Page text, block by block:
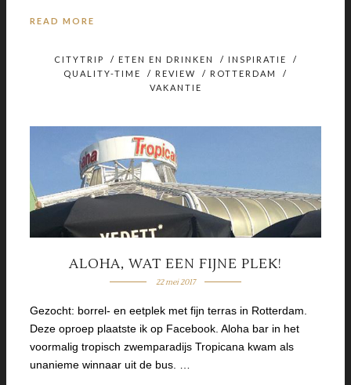
READ MORE
CITYTRIP / ETEN EN DRINKEN / INSPIRATIE
/
QUALITY-TIME
/ REVIEW / ROTTERDAM
/
VAKANTIE
ALOHA, WAT EEN FIJNE PLEK!
22 mei 2017
Gezocht: borrel- en eetplek met fijn terras in Rotterdam.
Deze oproep plaatste ik op Facebook. Aloha bar in het
voormalig tropisch zwemparadijs Tropicana kwam als
unanieme winnaar uit de bus. …